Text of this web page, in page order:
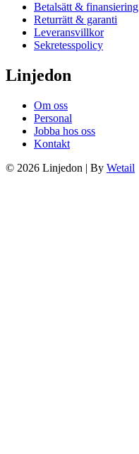
Betalsätt & finansiering
Returrätt & garanti
Leveransvillkor
Sekretesspolicy
Linjedon
Om oss
Personal
Jobba hos oss
Kontakt
© 2026 Linjedon | By Wetail